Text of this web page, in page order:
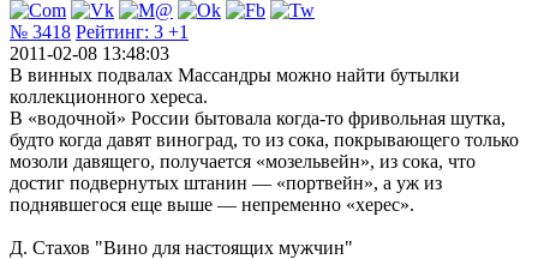
№ 3418 Рейтинг: 3 +1
2011-02-08 13:48:03
В винных подвалах Массандры можно найти бутылки
коллекционного хереса.
В «водочной» России бытовала когда-то фривольная шутка,
будто когда давят виноград, то из сока, покрывающего только
мозоли давящего, получается «мозельвейн», из сока, что
достиг подвернутых штанин — «портвейн», а уж из
поднявшегося еще выше — непременно «херес».
Д. Стахов "Вино для настоящих мужчин"